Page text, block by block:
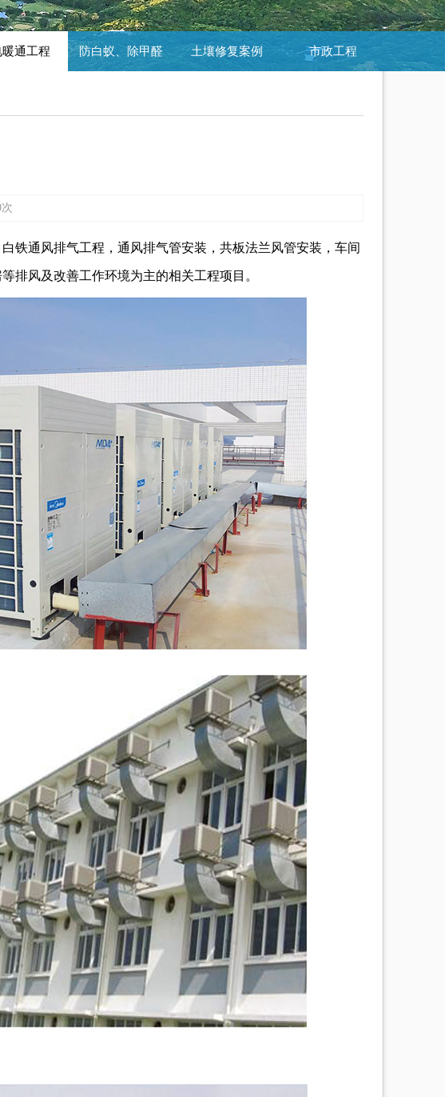
通工程 防白蚁、除甲醛 土壤修复案例 市政工程
铁通风排气工程，通风排气管安装，共板法兰风管安装，车间
排风及改善工作环境为主的相关工程项目。